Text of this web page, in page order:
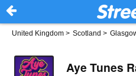
United Kingdom > Scotland >
Aye Tunes